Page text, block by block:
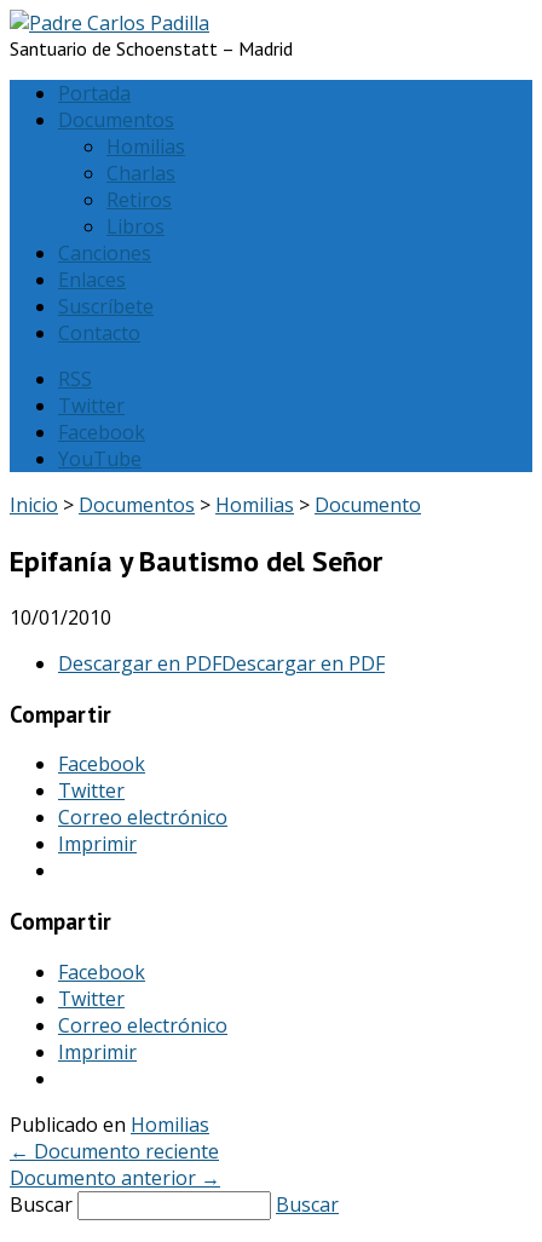
Santuario de Schoenstatt – Madrid
Portada
Documentos
Homilias
Charlas
Retiros
Libros
Canciones
Enlaces
Suscríbete
Contacto
RSS
Twitter
Facebook
YouTube
Inicio > Documentos > Homilias > Documento
Epifanía y Bautismo del Señor
10/01/2010
Descargar en PDFDescargar en PDF
Compartir
Facebook
Twitter
Correo electrónico
Imprimir
Compartir
Facebook
Twitter
Correo electrónico
Imprimir
Publicado en Homilias
← Documento reciente
Documento anterior →
Buscar
Buscar